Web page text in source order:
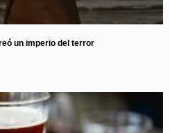
un imperio del terror